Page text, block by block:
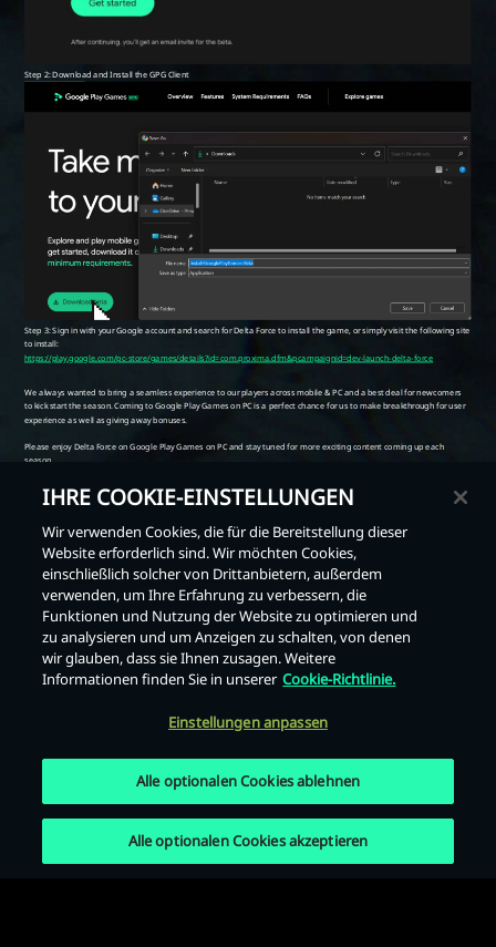
IHRE COOKIE-EINSTELLUNGEN
Wir verwenden Cookies, die für die Bereitstellung dieser
Website erforderlich sind. Wir möchten Cookies,
einschließlich solcher von Drittanbietern, außerdem
verwenden, um Ihre Erfahrung zu verbessern, die
Funktionen und Nutzung der Website zu optimieren und
zu analysieren und um Anzeigen zu schalten, von denen
wir glauben, dass sie Ihnen zusagen. Weitere
Informationen finden Sie in unserer Cookie-Richtlinie.
Einstellungen anpassen
Alle optionalen Cookies ablehnen
Alle optionalen Cookies akzeptieren